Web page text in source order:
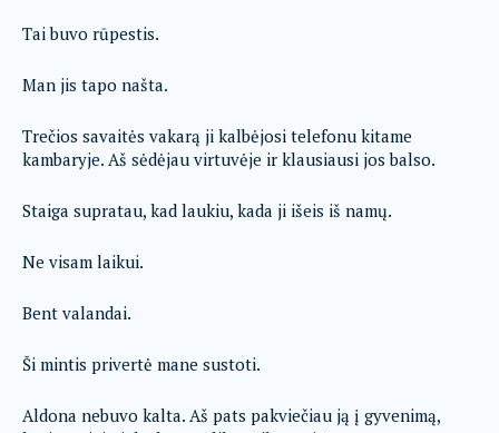
Tai buvo rūpestis.
Man jis tapo našta.
Trečios savaitės vakarą ji kalbėjosi telefonu kitame
kambaryje. Aš sėdėjau virtuvėje ir klausiausi jos balso.
Staiga supratau, kad laukiu, kada ji išeis iš namų.
Ne visam laikui.
Bent valandai.
Ši mintis privertė mane sustoti.
Aldona nebuvo kalta. Aš pats pakviečiau ją į gyvenimą,